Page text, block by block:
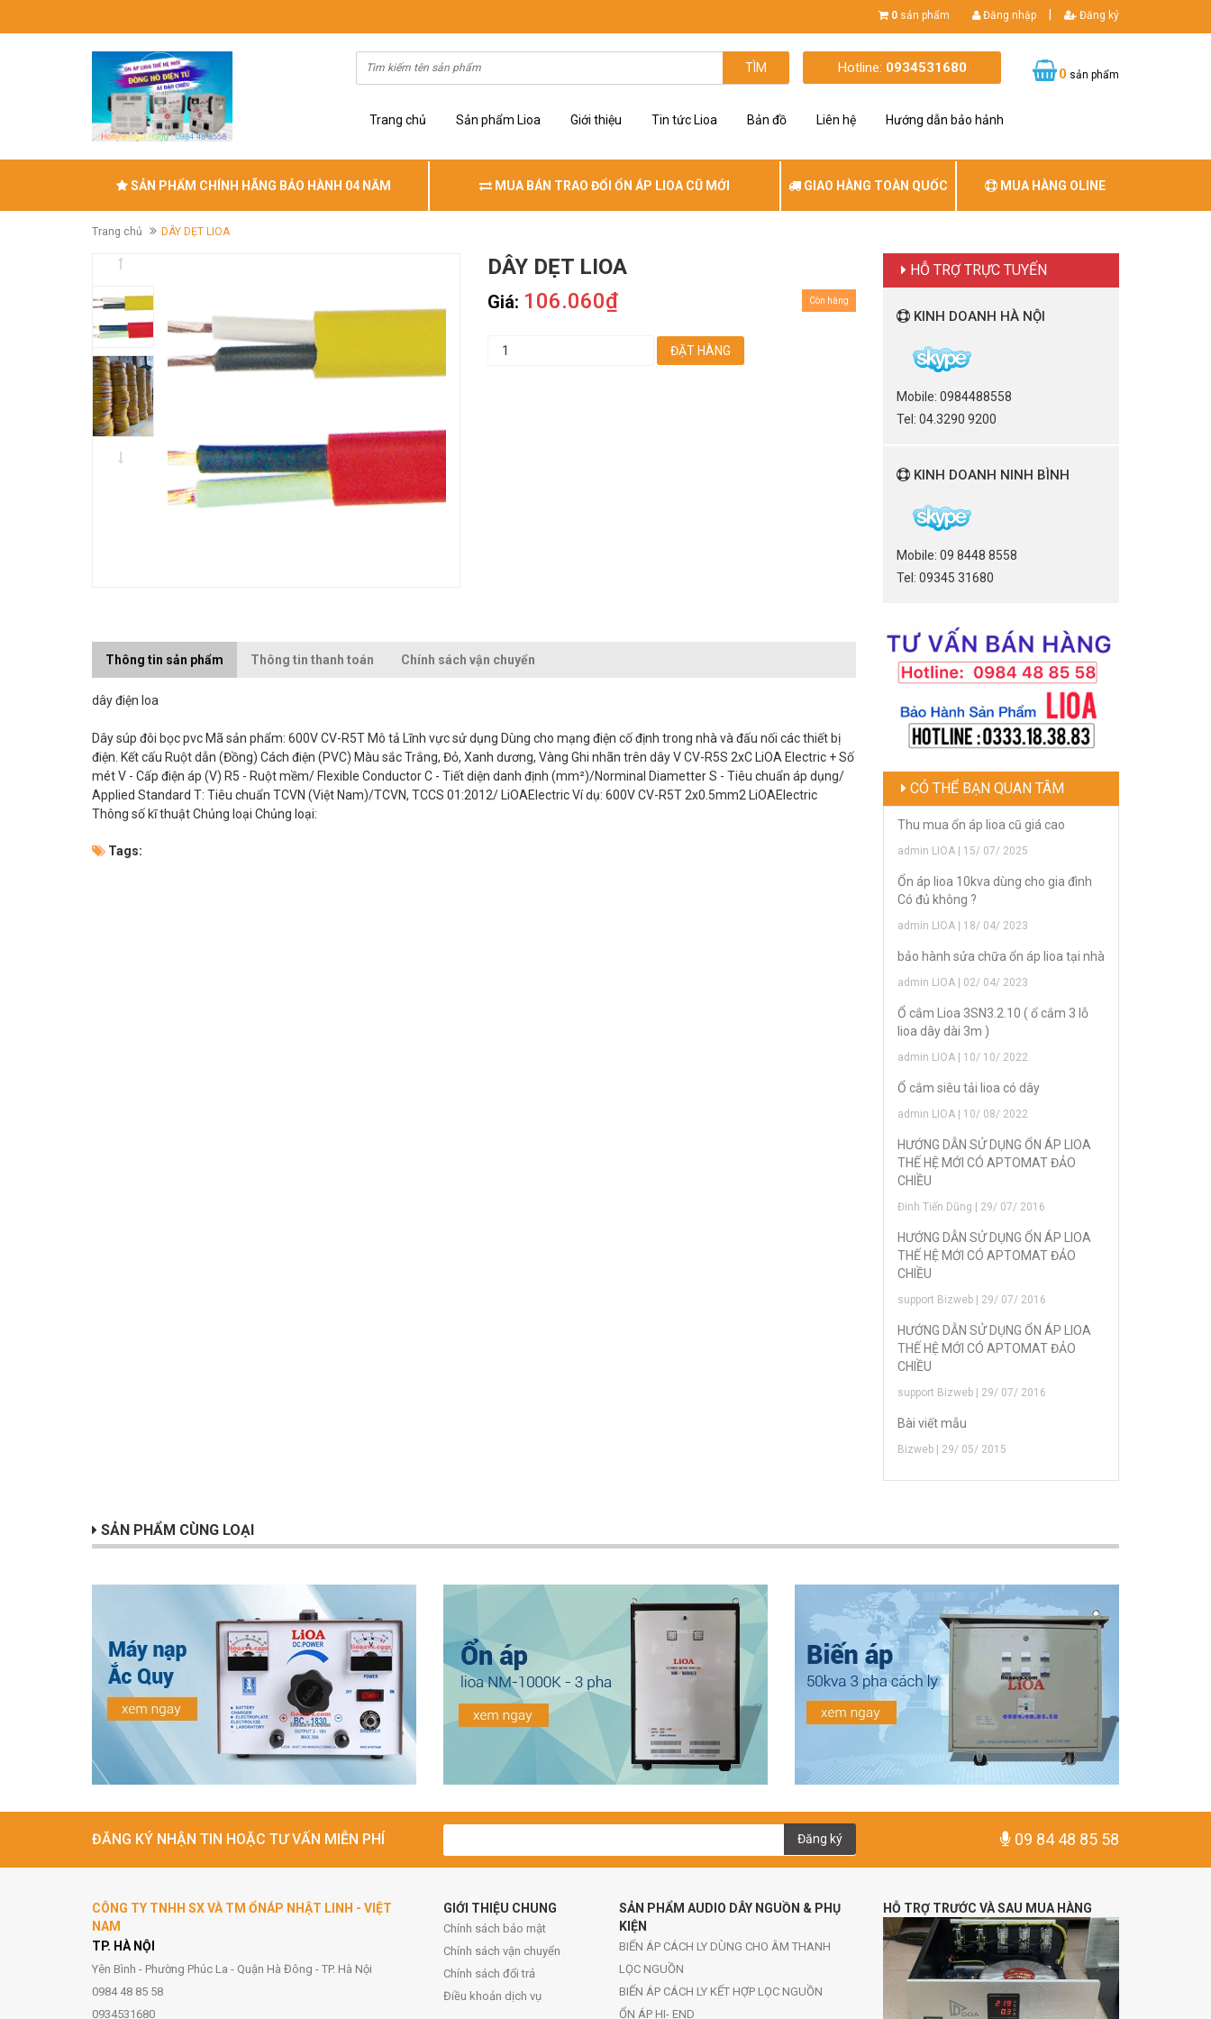
0 sản phẩm Đăng nhập Đăng ký
TÌM Hotline: 0934531680 0sản phẩm
Trang chủ Sản phẩm Lioa Giới thiệu Tin tức Lioa Bản đồ Liên hệ Hướng dẫn bảo hảnh
SẢN PHẨM CHÍNH HÃNG BẢO HÀNH 04 NĂM MUA BÁN TRAO ĐỔI ỔN ÁP LIOA CŨ MỚI GIAO HÀNG TOÀN QUỐC MUA HÀNG OLINE
Trang chủ DÂY DẸT LIOA
DÂY DẸT LIOA
Giá: 106.060₫ Còn hàng
ĐẶT HÀNG
Thông tin sản phẩm Thông tin thanh toán Chính sách vận chuyển
dây điện loa
Dây súp đôi bọc pvc Mã sản phẩm: 600V CV-R5T Mô tả Lĩnh vực sử dụng Dùng cho mạng điện cố định trong nhà và đấu nối các thiết bị
điện. Kết cấu Ruột dẫn (Đồng) Cách điện (PVC) Màu sắc Trắng, Đỏ, Xanh dương, Vàng Ghi nhãn trên dây V CV-R5S 2xC LiOA Electric + Số
mét V - Cấp điện áp (V) R5 - Ruột mềm/ Flexible Conductor C - Tiết diện danh định (mm²)/Norminal Diametter S - Tiêu chuẩn áp dụng/
Applied Standard T: Tiêu chuẩn TCVN (Việt Nam)/TCVN, TCCS 01:2012/ LiOAElectric Ví dụ: 600V CV-R5T 2x0.5mm2 LiOAElectric
Thông số kĩ thuật Chủng loại Chủng loại:
Tags:
HỖ TRỢ TRỰC TUYẾN
KINH DOANH HÀ NỘI
Mobile: 0984488558
Tel: 04.3290 9200
KINH DOANH NINH BÌNH
Mobile: 09 8448 8558
Tel: 09345 31680
CÓ THỂ BẠN QUAN TÂM
Thu mua ổn áp lioa cũ giá cao
admin LIOA | 15/ 07/ 2025
Ổn áp lioa 10kva dùng cho gia đình
Có đủ không ?
admin LIOA | 18/ 04/ 2023
bảo hành sửa chữa ổn áp lioa tại nhà
admin LIOA | 02/ 04/ 2023
Ổ cắm Lioa 3SN3.2.10 ( ổ cắm 3 lỗ
lioa dây dài 3m )
admin LIOA | 10/ 10/ 2022
Ổ cắm siêu tải lioa có dây
admin LIOA | 10/ 08/ 2022
HƯỚNG DẪN SỬ DỤNG ỔN ÁP LIOA
THẾ HỆ MỚI CÓ APTOMAT ĐẢO
CHIỀU
Đinh Tiến Dũng | 29/ 07/ 2016
HƯỚNG DẪN SỬ DỤNG ỔN ÁP LIOA
THẾ HỆ MỚI CÓ APTOMAT ĐẢO
CHIỀU
support Bizweb | 29/ 07/ 2016
HƯỚNG DẪN SỬ DỤNG ỔN ÁP LIOA
THẾ HỆ MỚI CÓ APTOMAT ĐẢO
CHIỀU
support Bizweb | 29/ 07/ 2016
Bài viết mẫu
Bizweb | 29/ 05/ 2015
SẢN PHẨM CÙNG LOẠI
ĐĂNG KÝ NHẬN TIN HOẶC TƯ VẤN MIỄN PHÍ Đăng ký 09 84 48 85 58
CÔNG TY TNHH SX VÀ TM ỔNÁP NHẬT LINH - VIỆT
NAM
TP. HÀ NỘI
Yên Bình - Phường Phúc La - Quận Hà Đông - TP. Hà Nội
0984 48 85 58
0934531680
GIỚI THIỆU CHUNG
Chính sách bảo mật
Chính sách vận chuyển
Chính sách đổi trả
Điều khoản dịch vụ
SẢN PHẨM AUDIO DÂY NGUỒN & PHỤ
KIỆN
BIẾN ÁP CÁCH LY DÙNG CHO ÂM THANH
LỌC NGUỒN
BIẾN ÁP CÁCH LY KẾT HỢP LỌC NGUỒN
ỔN ÁP HI- END
HỖ TRỢ TRƯỚC VÀ SAU MUA HÀNG